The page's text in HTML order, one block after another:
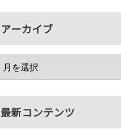
アーカイブ
最新コンテンツ